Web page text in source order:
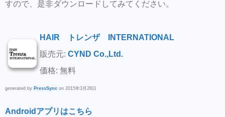
すので、是非ダウンロードしてみてください。
HAIR トレンザ INTERNATIONAL
販売元: CYND Co.,Ltd.
価格: 無料
generated by PressSync on 2015年3月28日
Androidアプリはこちら